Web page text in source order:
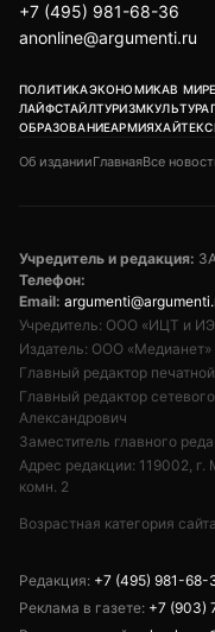
+7 (495) 981-68-36
anonline@argumenti.ru
ПОЛИТИКАЭКОНОМИКАВ МИРЕ
ЛАЙФСТАЙЛТУРИЗМКУЛЬТУРА
ОБРАЗОВАНИЕАРМИЯХАЙТЕК
Об изданииГлавнаяВсе
Учредитель и редакция:
Телефон:
Email:
Учредитель: ООО «ИЦТ и
Издатель: ООО «Медианет»
Главный редактор
Главный редактор
Александрович
Заместитель главного
Адрес редакции: 119002, г.
комн. 2
Возрастная категория
Редакция: +7 (495) 981-68-
Реклама в газете: +7 (903)